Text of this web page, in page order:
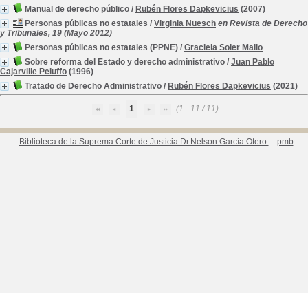
Manual de derecho público / Rubén Flores Dapkevicius (2007)
Personas públicas no estatales / Virginia Nuesch en Revista de Derecho
y Tribunales, 19 (Mayo 2012)
Personas públicas no estatales (PPNE) / Graciela Soler Mallo
Sobre reforma del Estado y derecho administrativo / Juan Pablo
Cajarville Peluffo (1996)
Tratado de Derecho Administrativo / Rubén Flores Dapkevicius (2021)
1 (1 - 11 / 11)
Biblioteca de la Suprema Corte de Justicia Dr.Nelson García Otero pmb